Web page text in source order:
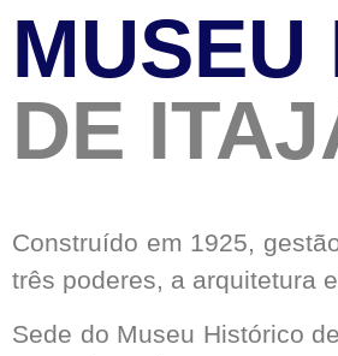
MUSEU
DE
Construído em 1925,
três poderes, a arquitetura
Sede do Museu Histórico